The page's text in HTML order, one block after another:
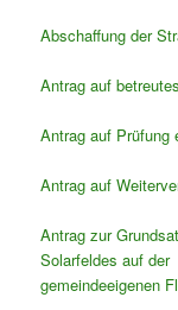
Abschaffung der
Antrag auf
Antrag auf Prüfung
Antrag auf
Antrag zur
Solarfeldes auf der
gemeindeeigenen